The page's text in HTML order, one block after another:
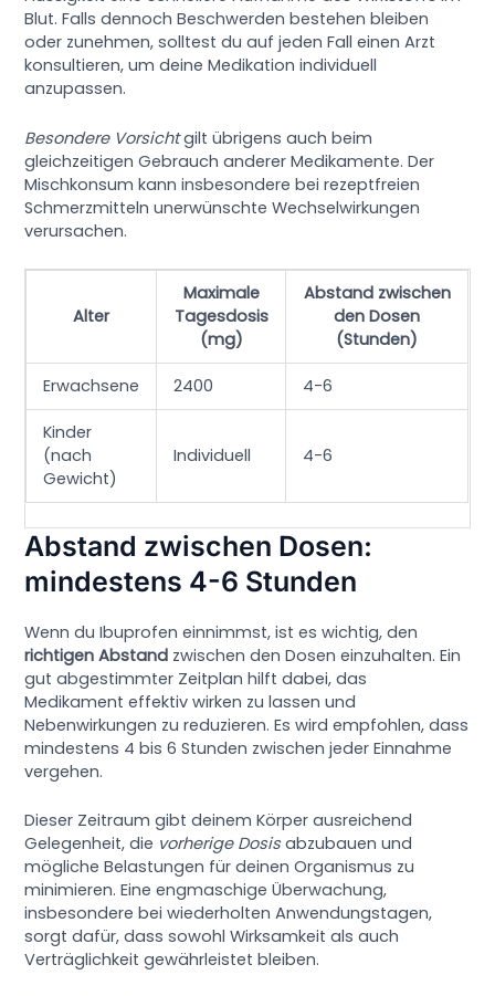
Blut. Falls dennoch Beschwerden bestehen bleiben
oder zunehmen, solltest du auf jeden Fall einen Arzt
konsultieren, um deine Medikation individuell
anzupassen.
Besondere Vorsichtgilt übrigens auch beim
gleichzeitigen Gebrauch anderer Medikamente. Der
Mischkonsum kann insbesondere bei rezeptfreien
Schmerzmitteln unerwünschte Wechselwirkungen
verursachen.
Alter
Maximale
Tagesdosis
(mg)
Abstand zwischen
den Dosen
(Stunden)
Erwachsene 2400 4-6
Kinder
(nach
Gewicht)
Individuell 4-6
Abstand zwischen Dosen:
mindestens 4-6 Stunden
Wenn du Ibuprofen einnimmst, ist es wichtig, den
richtigen Abstand zwischen den Dosen einzuhalten. Ein
gut abgestimmter Zeitplan hilft dabei, das
Medikament effektiv wirken zu lassen und
Nebenwirkungen zu reduzieren. Es wird empfohlen, dass
mindestens 4 bis 6 Stunden zwischen jeder Einnahme
vergehen.
Dieser Zeitraum gibt deinem Körper ausreichend
Gelegenheit, die vorherige Dosisabzubauen und
mögliche Belastungen für deinen Organismus zu
minimieren. Eine engmaschige Überwachung,
insbesondere bei wiederholten Anwendungstagen,
sorgt dafür, dass sowohl Wirksamkeit als auch
Verträglichkeit gewährleistet bleiben.